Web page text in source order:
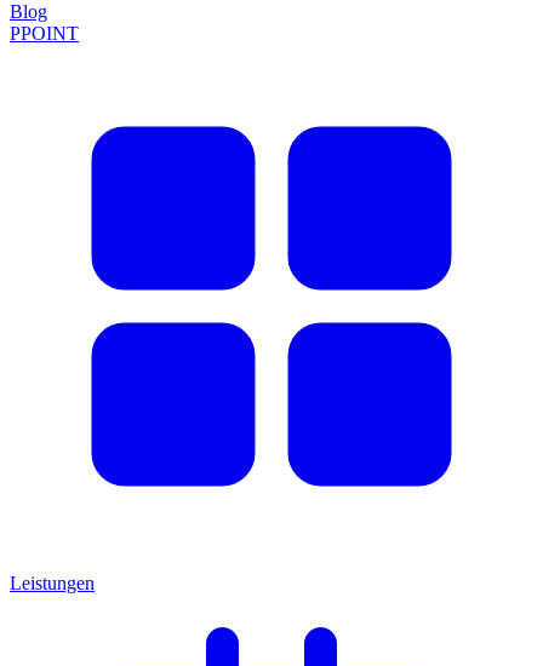
Blog
PPOINT
Leistungen